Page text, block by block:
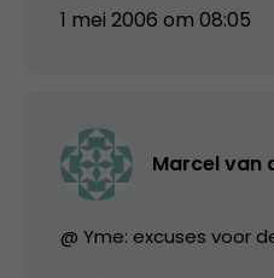
1 mei 2006 om 08:05
Marcel van
@ Yme: excuses voor